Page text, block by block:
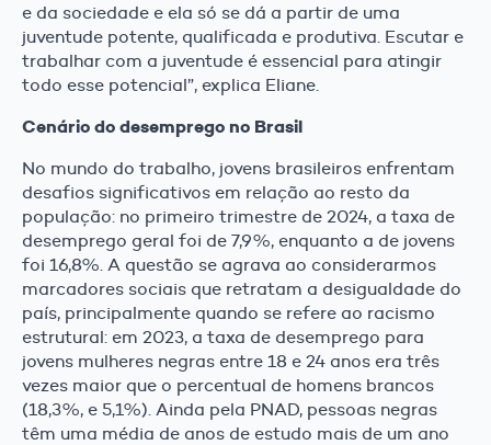
e da sociedade e ela só se dá a partir de uma
juventude potente, qualificada e produtiva. Escutar e
trabalhar com a juventude é essencial para atingir
todo esse potencial”, explica Eliane.
Cenário do desemprego no Brasil
No mundo do trabalho, jovens brasileiros enfrentam
desafios significativos em relação ao resto da
população: no primeiro trimestre de 2024, a taxa de
desemprego geral foi de 7,9%, enquanto a de jovens
foi 16,8%. A questão se agrava ao considerarmos
marcadores sociais que retratam a desigualdade do
país, principalmente quando se refere ao racismo
estrutural: em 2023, a taxa de desemprego para
jovens mulheres negras entre 18 e 24 anos era três
vezes maior que o percentual de homens brancos
(18,3%, e 5,1%). Ainda pela PNAD, pessoas negras
têm uma média de anos de estudo mais de um ano